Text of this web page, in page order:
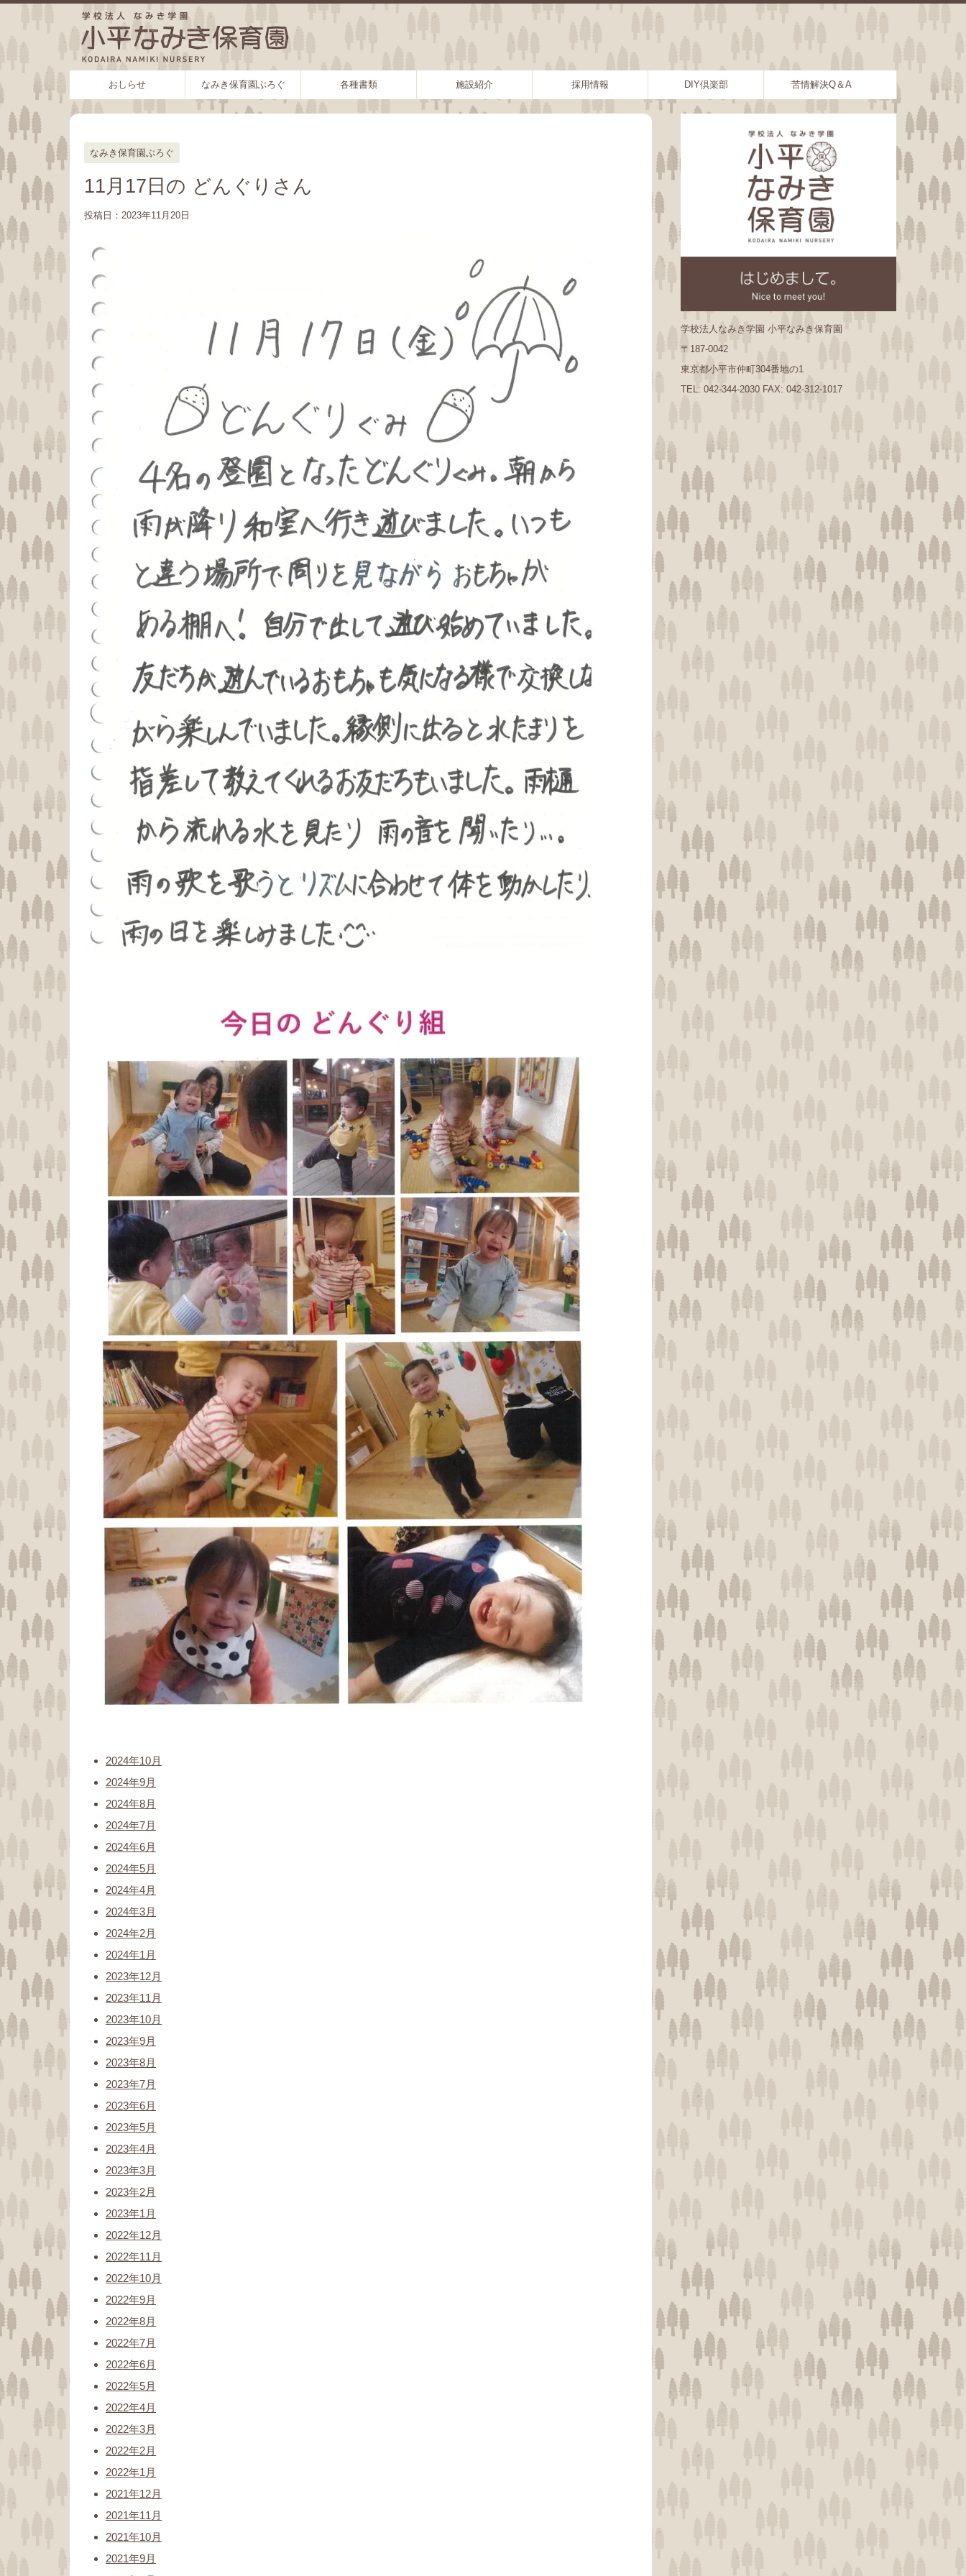
おしらせ なみき保育園ぶろぐ 各種書類 施設紹介 採用情報 DIY倶楽部 苦情解決Q＆A
なみき保育園ぶろぐ
11月17日の どんぐりさん
投稿日： 2023年11月20日
2024年10月
2024年9月
2024年8月
2024年7月
2024年6月
2024年5月
2024年4月
2024年3月
2024年2月
2024年1月
2023年12月
2023年11月
2023年10月
2023年9月
2023年8月
2023年7月
2023年6月
2023年5月
2023年4月
2023年3月
2023年2月
2023年1月
2022年12月
2022年11月
2022年10月
2022年9月
2022年8月
2022年7月
2022年6月
2022年5月
2022年4月
2022年3月
2022年2月
2022年1月
2021年12月
2021年11月
2021年10月
2021年9月
学校法人なみき学園 小平なみき保育園
〒187-0042
東京都小平市仲町304番地の1
TEL: 042-344-2030 FAX: 042-312-1017